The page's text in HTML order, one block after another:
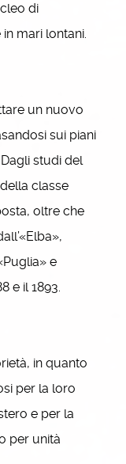
di
mari lontani.
un nuovo
sui piani
studi del
classe
oltre che
e
e il 1893.
in quanto
per la loro
e per la
per unità